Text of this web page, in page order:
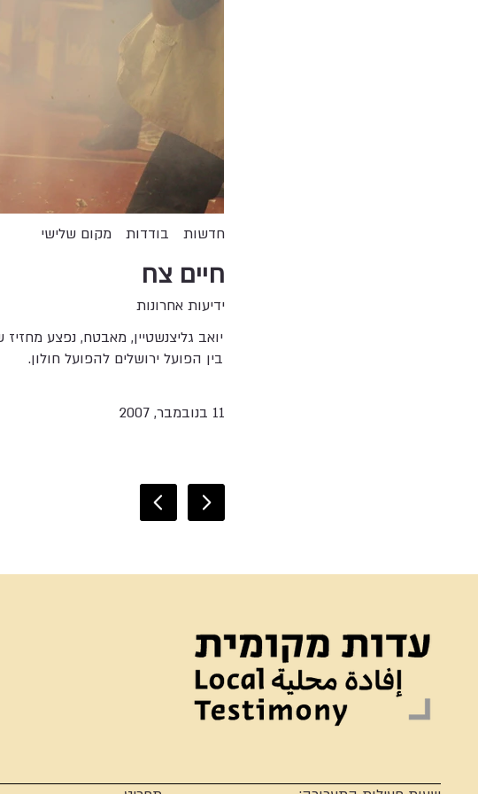
מקום שלישי בודדות חדשות
חיים צח
ידיעות אחרונות
יואב גליצנשטיין, מאבטח, נפצע
בין הפועל ירושלים להפועל חולון.
11 בנובמבר, 2007